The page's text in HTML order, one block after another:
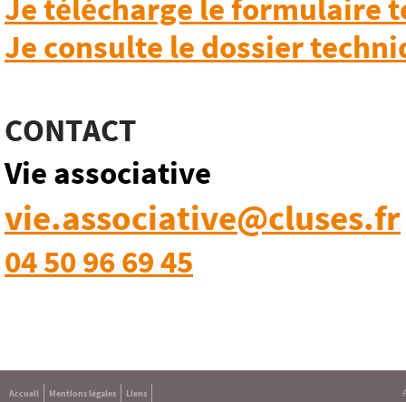
Je consulte le dossier
CONTACT
Vie associative
vie.associative@cluses.fr
04 50 96 69 45
Accueil Mentions légales
Liens